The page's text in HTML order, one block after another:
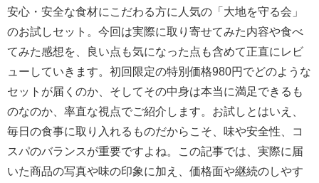
安心・安全な食材にこだわる方に人気の「大地を守る会」
のお試しセット。今回は実際に取り寄せてみた内容や食べ
てみた感想を、良い点も気になった点も含めて正直にレビ
ューしていきます。初回限定の特別価格980円でどのような
セットが届くのか、そしてその中身は本当に満足できるも
のなのか、率直な視点でご紹介します。お試しとはいえ、
毎日の食事に取り入れるものだからこそ、味や安全性、コ
スパのバランスが重要ですよね。この記事では、実際に届
いた商品の写真や味の印象に加え、価格面や継続のしやす